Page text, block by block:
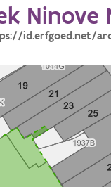
Ninove
id.erfgoed.net/